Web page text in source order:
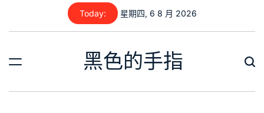
content
Today: 星期四, 6 8 月 2026
黑色的手指